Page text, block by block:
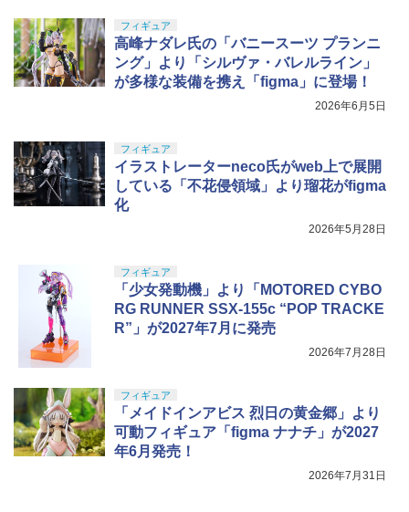
フィギュア
高峰ナダレ氏の「バニースーツ プランニ
ング」より「シルヴァ・バレルライン」
が多様な装備を携え「figma」に登場！
2026年6月5日
フィギュア
イラストレーターneco氏がweb上で展開
している「不花侵領域」より瑠花がfigma
化
2026年5月28日
フィギュア
「少女発動機」より「MOTORED CYBO
RG RUNNER SSX-155c “POP TRACKE
R”」が2027年7月に発売
2026年7月28日
フィギュア
「メイドインアビス 烈日の黄金郷」より
可動フィギュア「figma ナナチ」が2027
年6月発売！
2026年7月31日